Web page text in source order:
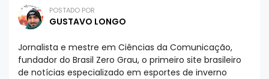
POSTADO POR
GUSTAVO LONGO
Jornalista e mestre em Ciências da Comunicação,
fundador do Brasil Zero Grau, o primeiro site brasileiro
de notícias especializado em esportes de inverno